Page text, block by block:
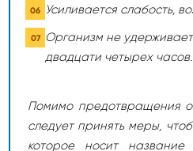
Усиливается слабость,
Организм не
двадцати четырех часов.
Помимо предотвращения
следует принять меры,
которое носит название